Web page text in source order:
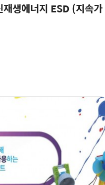
생에너지 ESD (지속가